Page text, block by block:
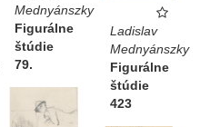
Mednyánszky
Figurálne
štúdie
79.
Ladislav
Mednyánszky
Figurálne
štúdie
423